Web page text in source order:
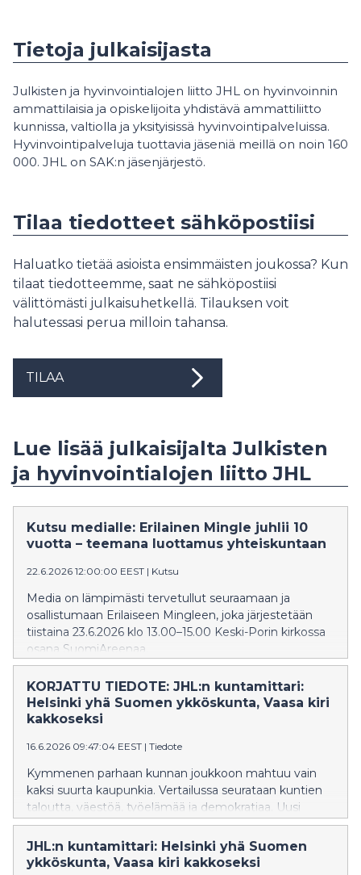
Tietoja julkaisijasta
Julkisten ja hyvinvointialojen liitto JHL on hyvinvoinnin
ammattilaisia ja opiskelijoita yhdistävä ammattiliitto
kunnissa, valtiolla ja yksityisissä hyvinvointipalveluissa.
Hyvinvointipalveluja tuottavia jäseniä meillä on noin 160
000. JHL on SAK:n jäsenjärjestö.
Tilaa tiedotteet sähköpostiisi
Haluatko tietää asioista ensimmäisten joukossa? Kun
tilaat tiedotteemme, saat ne sähköpostiisi
välittömästi julkaisuhetkellä. Tilauksen voit
halutessasi perua milloin tahansa.
TILAA
Lue lisää julkaisijalta Julkisten
ja hyvinvointialojen liitto JHL
Kutsu medialle: Erilainen Mingle juhlii 10
vuotta – teemana luottamus yhteiskuntaan
22.6.2026 12:00:00 EEST | Kutsu
Media on lämpimästi tervetullut seuraamaan ja
osallistumaan Erilaiseen Mingleen, joka järjestetään
tiistaina 23.6.2026 klo 13.00–15.00 Keski-Porin kirkossa
osana SuomiAreenaa.
KORJATTU TIEDOTE: JHL:n kuntamittari:
Helsinki yhä Suomen ykköskunta, Vaasa kiri
kakkoseksi
16.6.2026 09:47:04 EEST | Tiedote
Kymmenen parhaan kunnan joukkoon mahtuu vain
kaksi suurta kaupunkia. Vertailussa seurataan kuntien
taloutta, väestöä, työelämää ja demokratiaa. Uusi
kuntamittari on toinen laatuaan, ja sitä päivitetään
vuosittain.
JHL:n kuntamittari: Helsinki yhä Suomen
ykköskunta, Vaasa kiri kakkoseksi